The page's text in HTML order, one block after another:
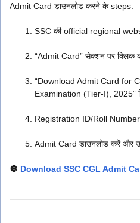
Admit Card डाउनलोड करने के steps:
SSC की official regional
“Admit Card” सेक्शन पर क्लिक
“Download Admit Card for
Examination (Tier-I), 2025”
Registration ID/Roll
Admit Card डाउनलोड करें और
🔘 Download SSC CGL Admit